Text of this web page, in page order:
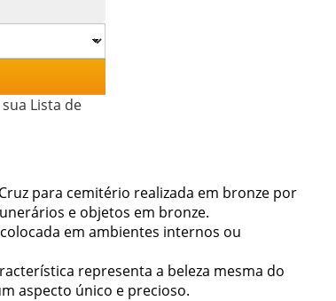
Lista de
para cemitério realizada em bronze por
e objetos em bronze.
em ambientes internos ou
representa a beleza mesma do
aspecto único e precioso.